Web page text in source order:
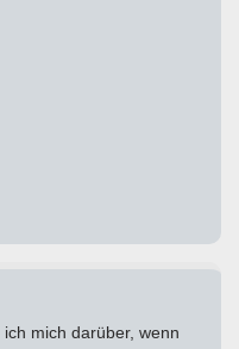
mich darüber, wenn